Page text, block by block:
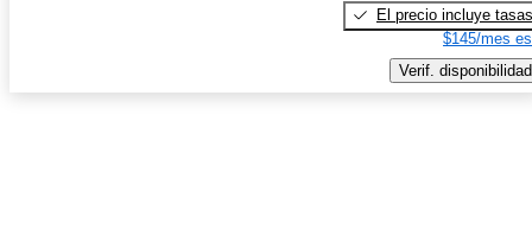
El precio incluye tasas
$145/mes
Verif. disponibilidad